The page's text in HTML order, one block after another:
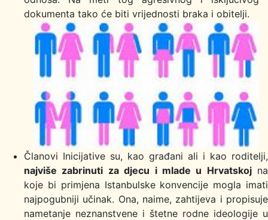
dokumenta tako će biti vrijednosti braka i obitelji.
Članovi Inicijative su, kao građani ali i kao roditelji,
najviše zabrinuti za djecu i mlade u Hrvatskojna
koje bi primjena Istanbulske konvencije mogla imati
najpogubniji učinak. Ona, naime, zahtijeva i propisuje
nametanje neznanstvene i štetne rodne ideologije u